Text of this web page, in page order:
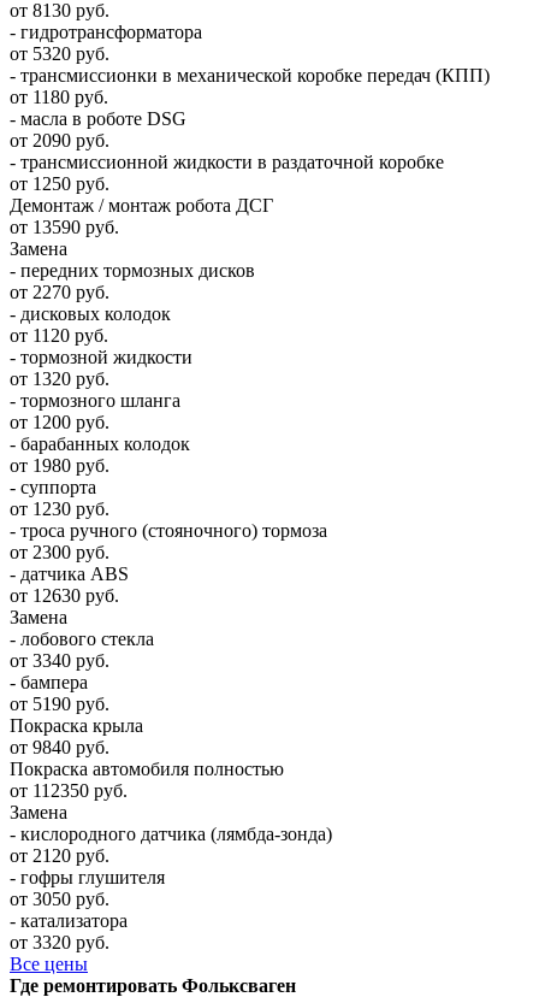
от 8130 руб.
- гидротрансформатора
от 5320 руб.
- трансмиссионки в механической коробке передач (КПП)
от 1180 руб.
- масла в роботе DSG
от 2090 руб.
- трансмиссионной жидкости в раздаточной коробке
от 1250 руб.
Демонтаж / монтаж робота ДСГ
от 13590 руб.
Замена
- передних тормозных дисков
от 2270 руб.
- дисковых колодок
от 1120 руб.
- тормозной жидкости
от 1320 руб.
- тормозного шланга
от 1200 руб.
- барабанных колодок
от 1980 руб.
- суппорта
от 1230 руб.
- троса ручного (стояночного) тормоза
от 2300 руб.
- датчика ABS
от 12630 руб.
Замена
- лобового стекла
от 3340 руб.
- бампера
от 5190 руб.
Покраска крыла
от 9840 руб.
Покраска автомобиля полностью
от 112350 руб.
Замена
- кислородного датчика (лямбда-зонда)
от 2120 руб.
- гофры глушителя
от 3050 руб.
- катализатора
от 3320 руб.
Все цены
Где ремонтировать Фолькcваген